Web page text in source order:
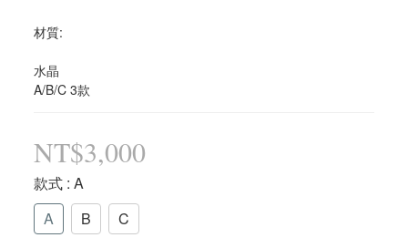
材質:
水晶
A/B/C 3款
NT$3,000
款式 : A
A
B C